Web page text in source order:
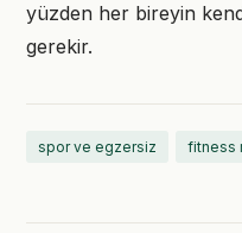
yüzden her bireyin
gerekir.
spor ve egzersiz fitness